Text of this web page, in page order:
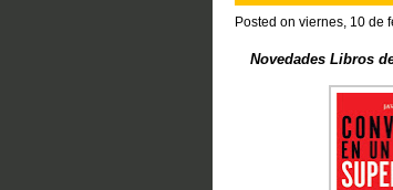
Posted on viernes, 10 de
Novedades Libros